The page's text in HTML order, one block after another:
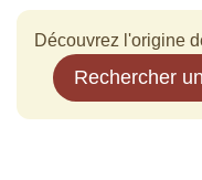
Découvrez l'origine
Rechercher